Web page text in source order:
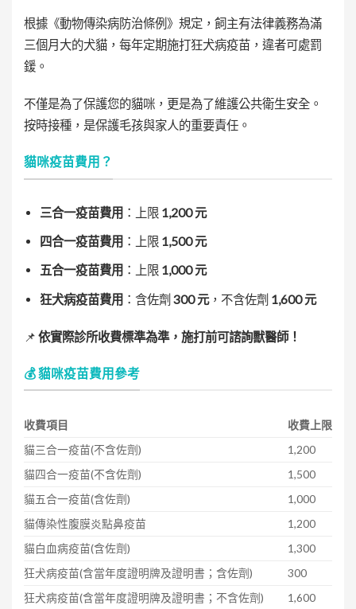
根據《動物傳染病防治條例》規定，飼主有法律義務為滿
三個月大的犬貓，每年定期施打狂犬病疫苗，違者可處罰
鍰。
不僅是為了保護您的貓咪，更是為了維護公共衛生安全。
按時接種，是保護毛孩與家人的重要責任。
貓咪疫苗費用？
三合一疫苗費用 ：上限 1,200 元
四合一疫苗費用 ：上限 1,500 元
五合一疫苗費用 ：上限 1,000 元
狂犬病疫苗費用 ：含佐劑300 元，不含佐劑 1,600 元
📌 依實際診所收費標準為準，施打前可諮詢獸醫師！
💰 貓咪疫苗費用參考
收費項目
收費上限
貓三合一疫苗(不含佐劑)
1,200
貓四合一疫苗(不含佐劑)
1,500
貓五合一疫苗(含佐劑)
1,000
貓傳染性腹膜炎點鼻疫苗
1,200
貓白血病疫苗(含佐劑)
1,300
狂犬病疫苗(含當年度證明牌及證明書；含佐劑)
300
狂犬病疫苗(含當年度證明牌及證明書；不含佐劑)
1,600